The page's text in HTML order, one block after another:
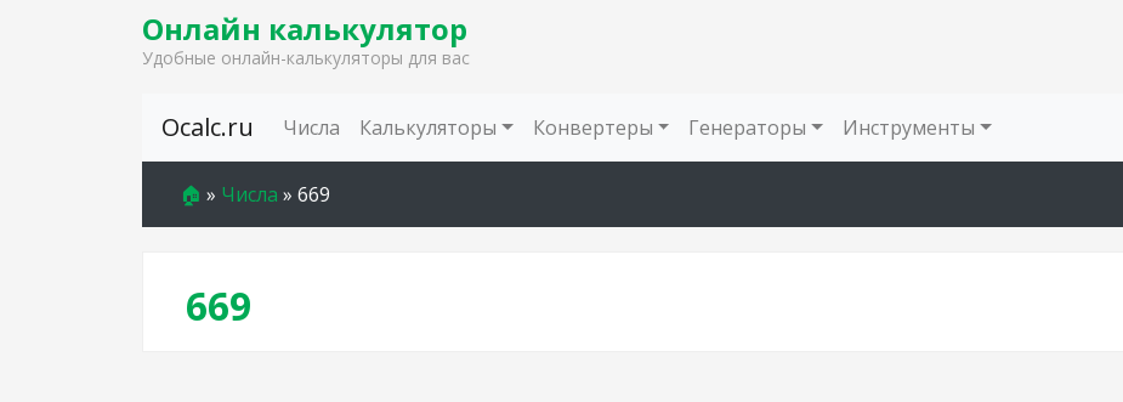
Онлайн калькулятор
Удобные онлайн-калькуляторы для вас
Ocalc.ru Числа Калькуляторы Конвертеры Генераторы Инструменты
🏠 » Числа » 669
669